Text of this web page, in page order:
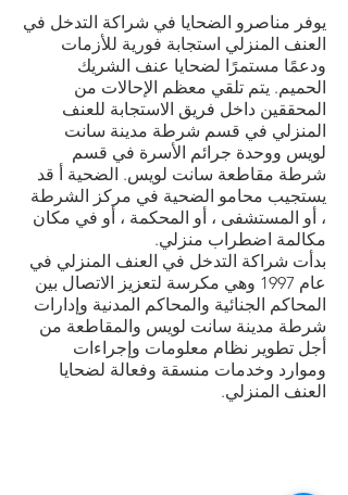
يوفر مناصرو الضحايا في شراكة التدخل في
العنف المنزلي استجابة فورية للأزمات
ودعمًا مستمرًا لضحايا عنف الشريك
الحميم. يتم تلقي معظم الإحالات من
المحققين داخل فريق الاستجابة للعنف
المنزلي في قسم شرطة مدينة سانت
لويس ووحدة جرائم الأسرة في قسم
شرطة مقاطعة سانت لويس. الضحية أ قد
يستجيب محامو الضحية في مركز الشرطة
، أو المستشفى ، أو المحكمة ، أو في مكان
مكالمة اضطراب منزلي.
بدأت شراكة التدخل في العنف المنزلي في
عام 1997 وهي مكرسة لتعزيز الاتصال بين
المحاكم الجنائية والمحاكم المدنية وإدارات
شرطة مدينة سانت لويس والمقاطعة من
أجل تطوير نظام معلومات وإجراءات
وموارد وخدمات منسقة وفعالة لضحايا
العنف المنزلي.